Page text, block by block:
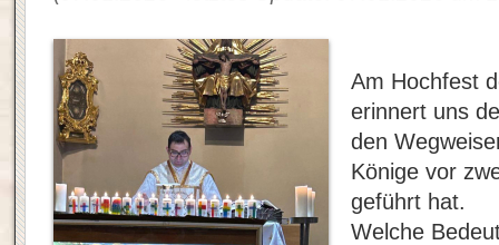
Am Hochfest
erinnert uns
den
Könige vor
geführt hat.
Welche